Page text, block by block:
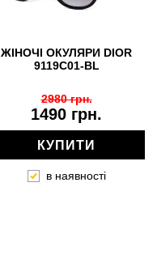
ЖІНОЧІ ОКУЛЯРИ DIOR
9119С01-BL
1490 грн.
2980 грн.
КУПИТИ
в наявності